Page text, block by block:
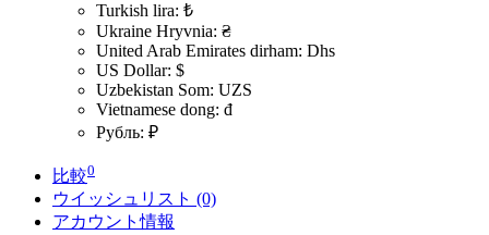
Turkish lira: ₺
Ukraine Hryvnia: ₴
United Arab Emirates dirham: Dhs
US Dollar: $
Uzbekistan Som: UZS
Vietnamese dong: đ
Рубль: ₽
比較0
ウイッシュリスト (0)
アカウント情報